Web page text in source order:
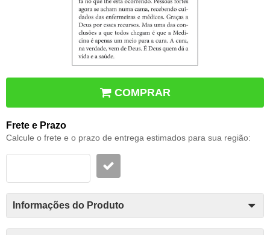
COMPRAR
Frete e Prazo
Calcule o frete e o prazo de entrega estimados para sua região:
Informações do Produto